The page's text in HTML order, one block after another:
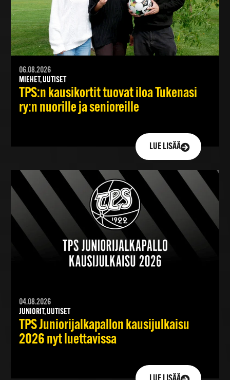
06.08.2026
MIEHET, UUTISET
TPS:n kausikortit tuovat iloa Tukenasi
ry:n nuorille ja senioreille
LUE LISÄÄ
04.08.2026
JUNIORIT, UUTISET
TPS Juniorijalkapallon kausijulkaisu
2026 nyt luettavissa